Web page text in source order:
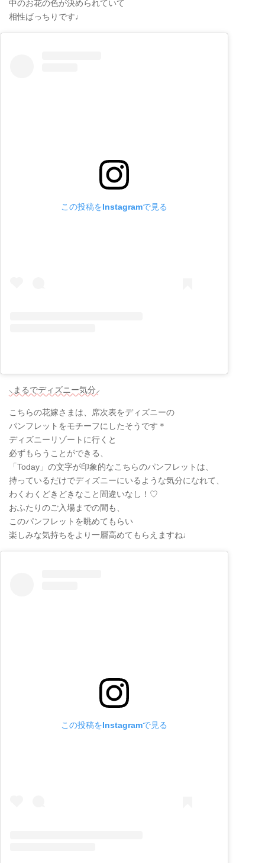
中のお花の色が決められていて
相性ばっちりです♩
この投稿をInstagramで見る
⸜まるでディズニー気分⸝
こちらの花嫁さまは、席次表をディズニーの
パンフレットをモチーフにしたそうです＊
ディズニーリゾートに行くと
必ずもらうことができる、
「Today」の文字が印象的なこちらのパンフレットは、
持っているだけでディズニーにいるような気分になれて、
わくわくどきどきなこと間違いなし！♡
おふたりのご入場までの間も、
このパンフレットを眺めてもらい
楽しみな気持ちをより一層高めてもらえますね♩
この投稿をInstagramで見る